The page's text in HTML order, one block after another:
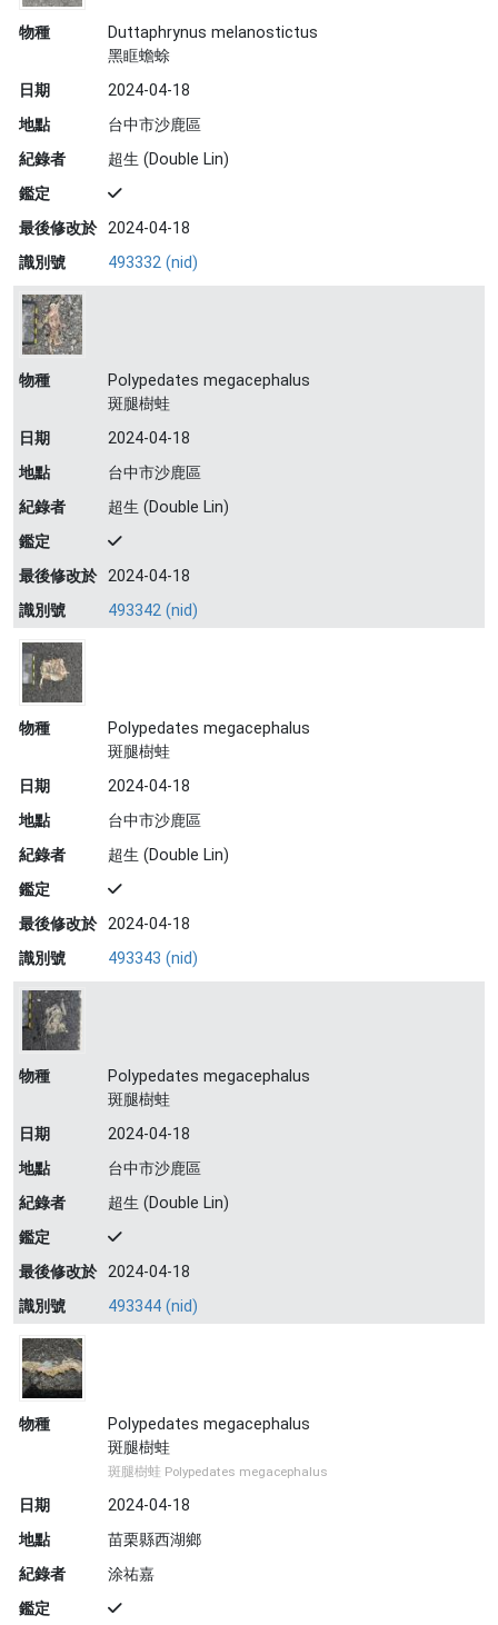
物種
Duttaphrynus melanostictus
黑眶蟾蜍
日期
2024-04-18
地點
台中市沙鹿區
紀錄者
超生 (Double Lin)
鑑定
最後修改於 2024-04-18
識別號
493332 (nid)
物種
Polypedates megacephalus
斑腿樹蛙
日期
2024-04-18
地點
台中市沙鹿區
紀錄者
超生 (Double Lin)
鑑定
最後修改於 2024-04-18
識別號
493342 (nid)
物種
Polypedates megacephalus
斑腿樹蛙
日期
2024-04-18
地點
台中市沙鹿區
紀錄者
超生 (Double Lin)
鑑定
最後修改於 2024-04-18
識別號
493343 (nid)
物種
Polypedates megacephalus
斑腿樹蛙
日期
2024-04-18
地點
台中市沙鹿區
紀錄者
超生 (Double Lin)
鑑定
最後修改於 2024-04-18
識別號
493344 (nid)
物種
Polypedates megacephalus
斑腿樹蛙
斑腿樹蛙 Polypedates megacephalus
日期
2024-04-18
地點
苗栗縣西湖鄉
紀錄者
涂祐嘉
鑑定